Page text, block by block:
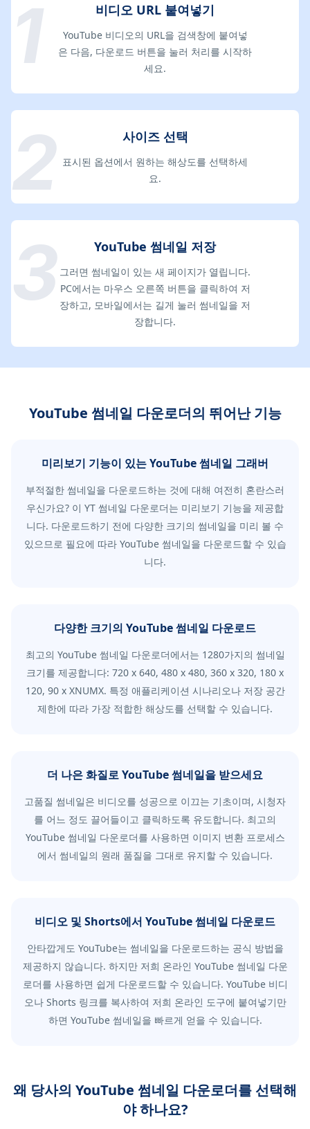
비디오 URL 붙여넣기
YouTube 비디오의 URL을 검색창에 붙여넣
은 다음, 다운로드 버튼을 눌러 처리를 시작하
세요.
사이즈 선택
표시된 옵션에서 원하는 해상도를 선택하세
요.
YouTube 썸네일 저장
그러면 썸네일이 있는 새 페이지가 열립니다.
PC에서는 마우스 오른쪽 버튼을 클릭하여 저
장하고, 모바일에서는 길게 눌러 썸네일을 저
장합니다.
YouTube 썸네일 다운로더의 뛰어난 기능
미리보기 기능이 있는 YouTube 썸네일 그래버
부적절한 썸네일을 다운로드하는 것에 대해 여전히 혼란스러
우신가요? 이 YT 썸네일 다운로더는 미리보기 기능을 제공합
니다. 다운로드하기 전에 다양한 크기의 썸네일을 미리 볼 수
있으므로 필요에 따라 YouTube 썸네일을 다운로드할 수 있습
니다.
다양한 크기의 YouTube 썸네일 다운로드
최고의 YouTube 썸네일 다운로더에서는 1280가지의 썸네일
크기를 제공합니다: 720 x 640, 480 x 480, 360 x 320, 180 x
120, 90 x XNUMX. 특정 애플리케이션 시나리오나 저장 공간
제한에 따라 가장 적합한 해상도를 선택할 수 있습니다.
더 나은 화질로 YouTube 썸네일을 받으세요
고품질 썸네일은 비디오를 성공으로 이끄는 기초이며, 시청자
를 어느 정도 끌어들이고 클릭하도록 유도합니다. 최고의
YouTube 썸네일 다운로더를 사용하면 이미지 변환 프로세스
에서 썸네일의 원래 품질을 그대로 유지할 수 있습니다.
비디오 및 Shorts에서 YouTube 썸네일 다운로드
안타깝게도 YouTube는 썸네일을 다운로드하는 공식 방법을
제공하지 않습니다. 하지만 저희 온라인 YouTube 썸네일 다운
로더를 사용하면 쉽게 다운로드할 수 있습니다. YouTube 비디
오나 Shorts 링크를 복사하여 저희 온라인 도구에 붙여넣기만
하면 YouTube 썸네일을 빠르게 얻을 수 있습니다.
왜 당사의 YouTube 썸네일 다운로더를 선택해
야 하나요?